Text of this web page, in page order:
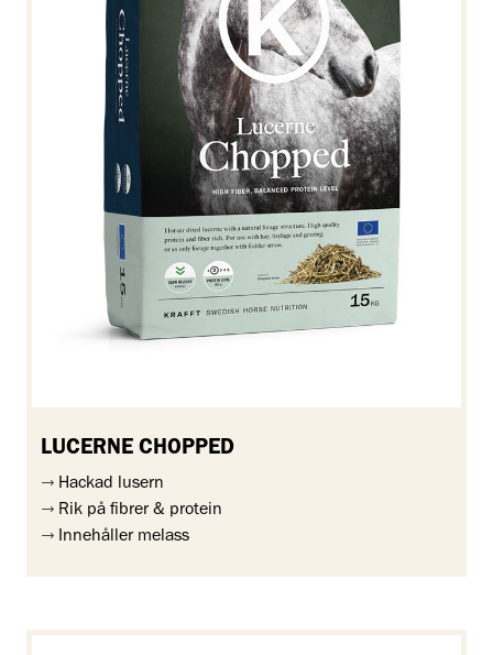
LUCERNE CHOPPED
Hackad lusern
Rik på fibrer & protein
Innehåller melass